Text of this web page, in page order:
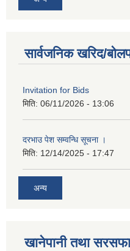
सार्वजनिक खरिद/
Invitation for Bids
मिति: 06/11/2026 - 13:06
दरभाउ पेश सम्वन्धि सूचना ।
मिति: 12/14/2025 - 17:47
अन्य
खानेपानी तथा